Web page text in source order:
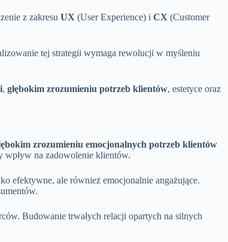
z zakresu UX (User Experience) i CX (Customer
tej strategii wymaga rewolucji w myśleniu
, głębokim zrozumieniu potrzeb klientów, estetyce oraz
zrozumieniu emocjonalnych potrzeb klientów
wpływ na zadowolenie klientów.
efektywne, ale również emocjonalnie angażujące.
Budowanie trwałych relacji opartych na silnych